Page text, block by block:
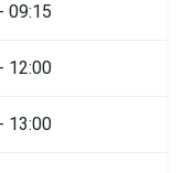
09:15
12:00
13:00